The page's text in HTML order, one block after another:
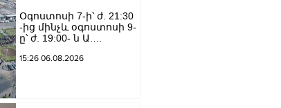
Օգոստոսի 7-ի՝ ժ. 21:30
-ից մինչև օգոստոսի 9-
ը՝ ժ. 19:00- ն Ա.
Մանկավարժական
15:26 06.08.2026